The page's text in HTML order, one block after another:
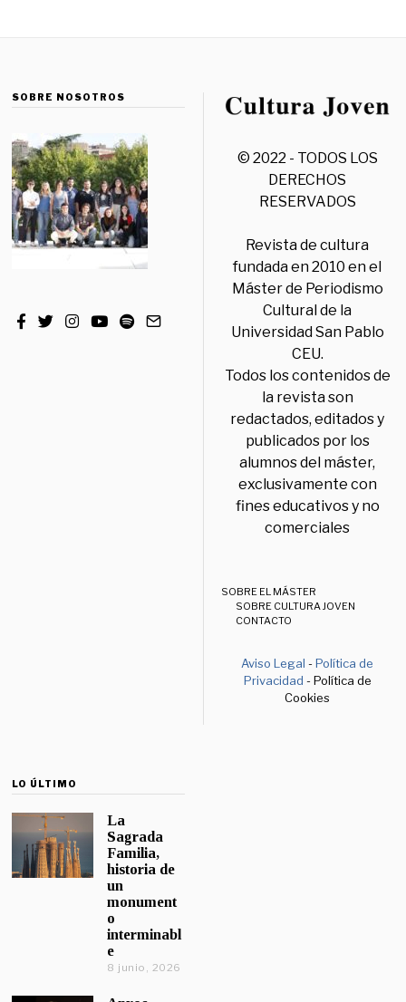
SOBRE NOSOTROS
© 2022 - TODOS LOS
DERECHOS
RESERVADOS
Revista de cultura
fundada en 2010 en el
Máster de Periodismo
Cultural de la
Universidad San Pablo
CEU.
Todos los contenidos de
la revista son
redactados, editados y
publicados por los
alumnos del máster,
exclusivamente con
fines educativos y no
comerciales
SOBRE EL MÁSTER
SOBRE CULTURA JOVEN
CONTACTO
Aviso Legal -Política de
Privacidad - Política de
Cookies
LO ÚLTIMO
La
Sagrada
Familia,
historia de
un
monument
o
interminabl
e
8 junio, 2026